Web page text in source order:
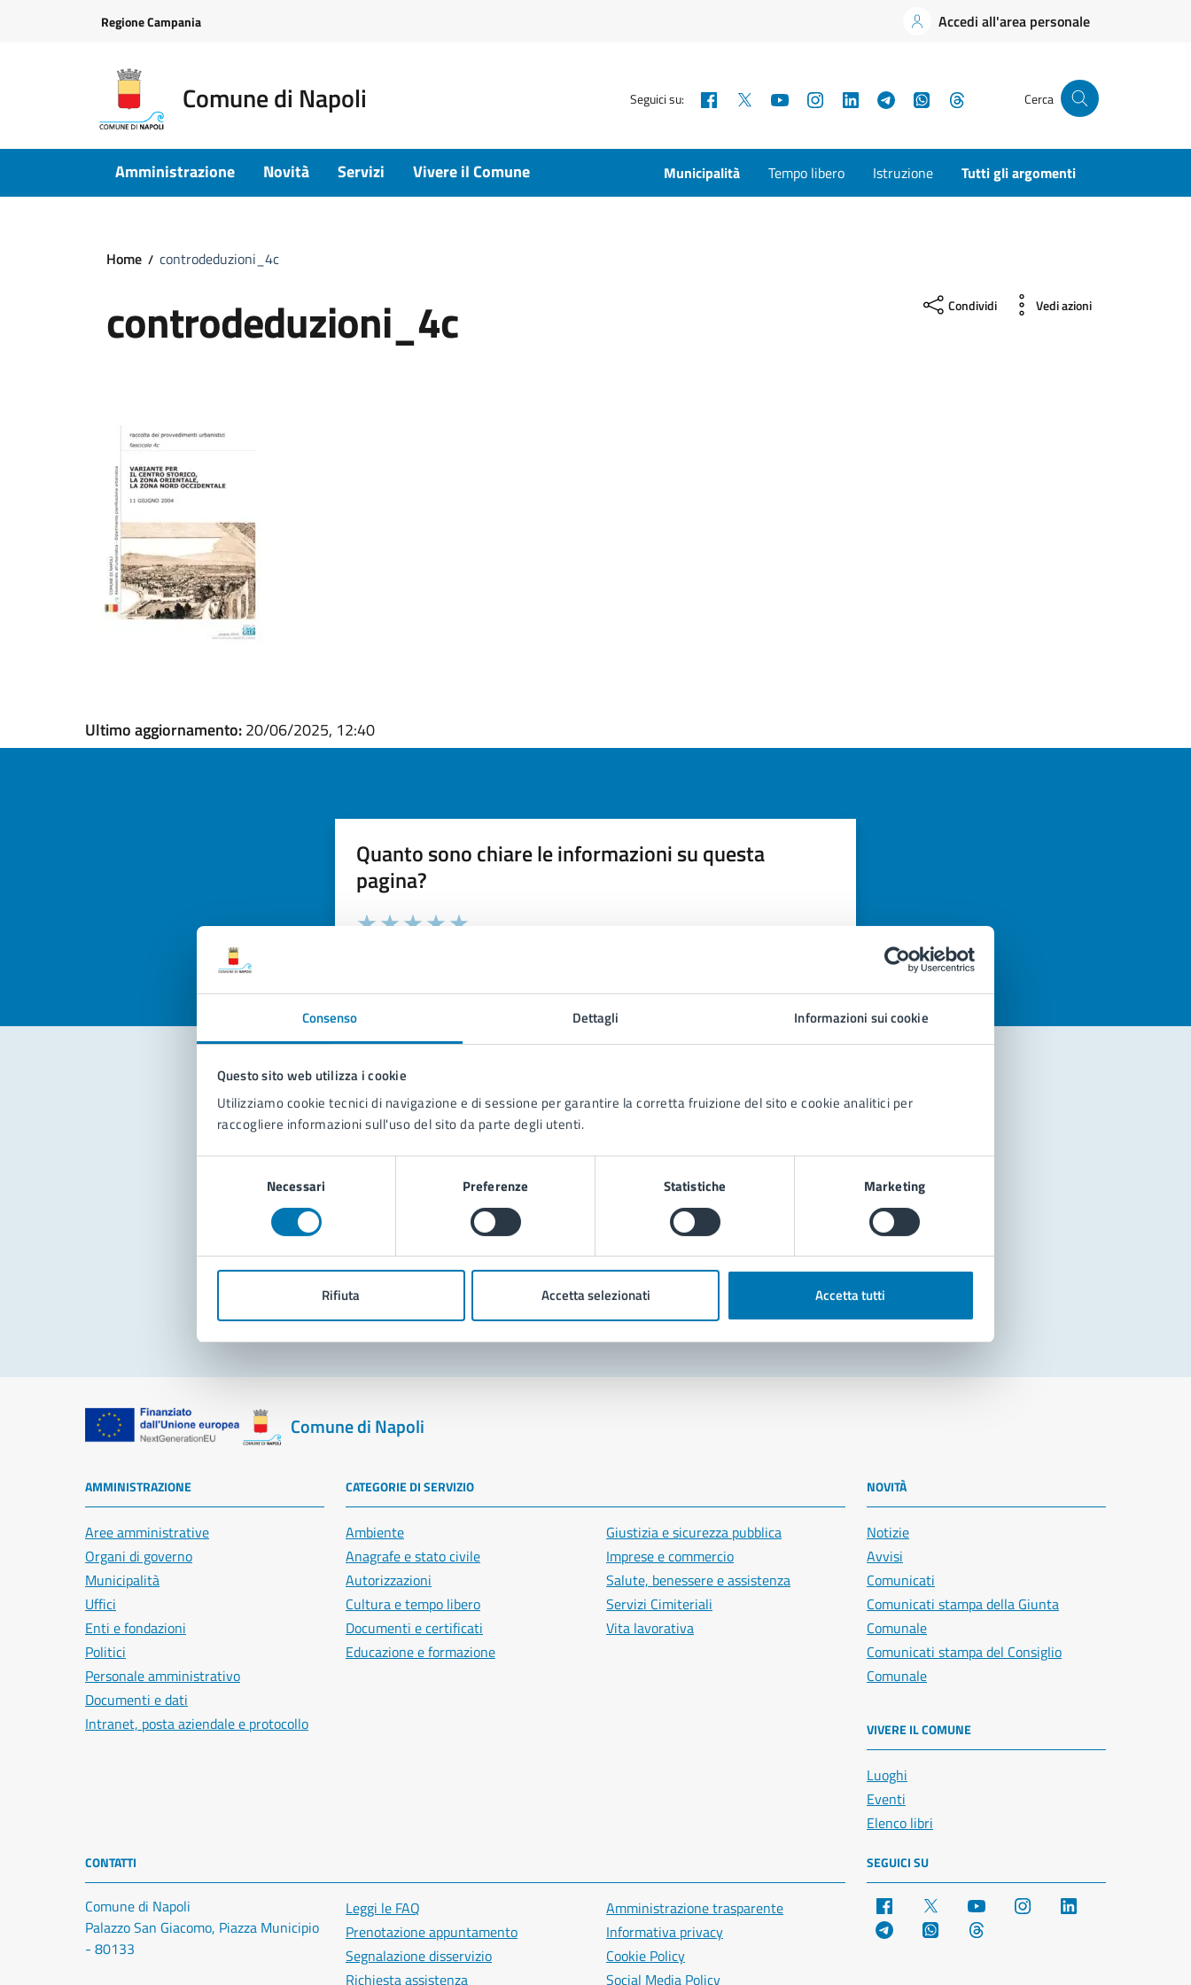
Consenso Dettagli Informazioni sui cookie
Questo sito web utilizza i cookie
Utilizziamo cookie tecnici di navigazione e di sessione per garantire la corretta fruizione del sito e cookie analitici per
raccogliere informazioni sull'uso del sito da parte degli utenti.
Necessari Preferenze Statistiche Marketing
Rifiuta Accetta selezionati Accetta tutti
Regione Campania Accedi all'area personale
Comune di Napoli Seguici su: Facebook YouTubeInstagramLinkedInTelegramWhatsApp Cerca
Amministrazione Novità Servizi Vivere il Comune Municipalità Tempo libero Istruzione Tutti gli argomenti
Home controdeduzioni_4c
controdeduzioni_4c Condividi Vedi azioni
Ultimo aggiornamento:20/06/2025, 12:40
Quanto sono chiare le informazioni su questa
pagina?
Valuta la chiarezza delle informazioni (da 1 a 5 stelle)
Seleziona il numero di stelle per valutare la chiarezza delle informazioni
Contatta il comune
Richiedi assistenza
Prenota appuntamento
Problemi in città
Comune di Napoli
AMMINISTRAZIONE
Aree amministrative
Organi di governo
Municipalità
Uffici
Enti e fondazioni
Politici
Personale amministrativo
Documenti e dati
Intranet, posta aziendale e protocollo
CATEGORIE DI SERVIZIO
Ambiente
Anagrafe e stato civile
Autorizzazioni
Cultura e tempo libero
Documenti e certificati
Educazione e formazione
Giustizia e sicurezza pubblica
Imprese e commercio
Salute, benessere e assistenza
Servizi Cimiteriali
Vita lavorativa
NOVITÀ
Notizie
Avvisi
Comunicati
Comunicati stampa della Giunta
Comunale
Comunicati stampa del Consiglio
Comunale
VIVERE IL COMUNE
Luoghi
Eventi
Elenco libri
CONTATTI
Comune di Napoli
Palazzo San Giacomo, Piazza Municipio
- 80133
Leggi le FAQ
Prenotazione appuntamento
Segnalazione disservizio
Richiesta assistenza
Amministrazione trasparente
Informativa privacy
Cookie Policy
Social Media Policy
SEGUICI SU
Facebook YouTube Instagram
Telegram WhatsApp